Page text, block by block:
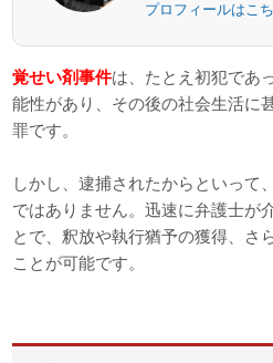
プロフィールはこ
覚せい剤事件は、たとえ初犯であ
能性があり、その後の社会生活に
罪です。
しかし、逮捕されたからといって
ではありません。迅速に弁護士が
とで、釈放や執行猶予の獲得、さ
ことが可能です。